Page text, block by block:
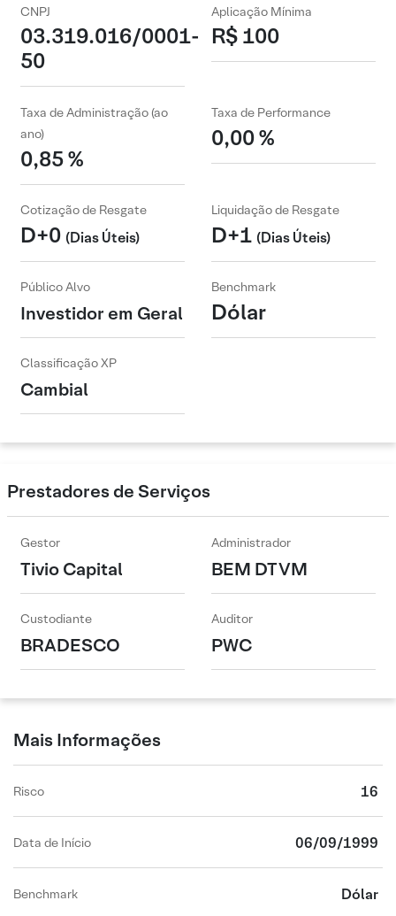
CNPJ
03.319.016/0001-
50
Aplicação Mínima
R$ 100
Taxa de Administração (ao
ano)
0,85 %
Taxa de Performance
0,00 %
Cotização de Resgate
D+0 (Dias Úteis)
Liquidação de Resgate
D+1 (Dias Úteis)
Público Alvo
Investidor em Geral
Benchmark
Dólar
Classificação XP
Cambial
Prestadores de Serviços
Gestor
Tivio Capital
Administrador
BEM DTVM
Custodiante
BRADESCO
Auditor
PWC
Mais Informações
Risco 16
Data de Início 06/09/1999
Benchmark Dólar